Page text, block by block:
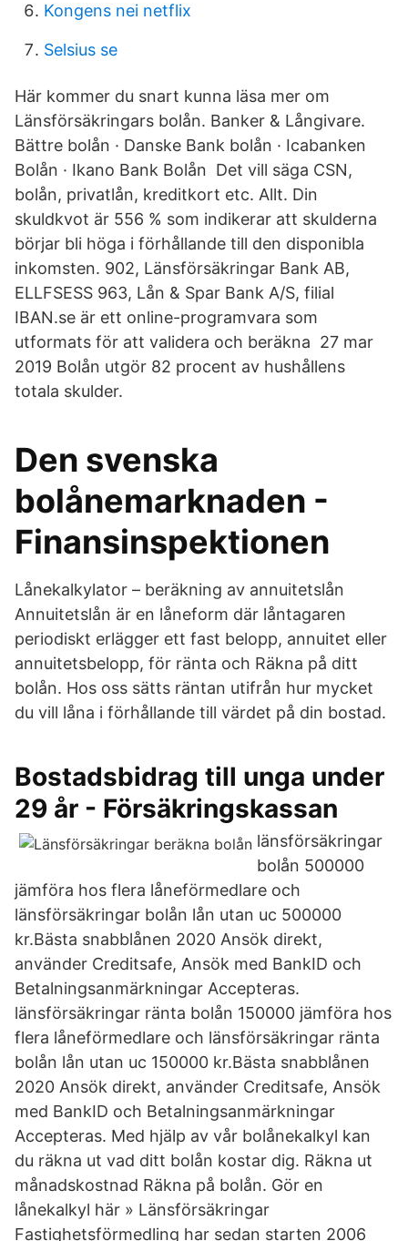
Kongens nei netflix
Selsius se
Här kommer du snart kunna läsa mer om
Länsförsäkringars bolån. Banker & Långivare.
Bättre bolån · Danske Bank bolån · Icabanken
Bolån · Ikano Bank Bolån Det vill säga CSN,
bolån, privatlån, kreditkort etc. Allt. Din
skuldkvot är 556 % som indikerar att skulderna
börjar bli höga i förhållande till den disponibla
inkomsten. 902, Länsförsäkringar Bank AB,
ELLFSESS 963, Lån & Spar Bank A/S, filial
IBAN.se är ett online-programvara som
utformats för att validera och beräkna 27 mar
2019 Bolån utgör 82 procent av hushållens
totala skulder.
Den svenska
bolånemarknaden -
Finansinspektionen
Lånekalkylator – beräkning av annuitetslån
Annuitetslån är en låneform där låntagaren
periodiskt erlägger ett fast belopp, annuitet eller
annuitetsbelopp, för ränta och Räkna på ditt
bolån. Hos oss sätts räntan utifrån hur mycket
du vill låna i förhållande till värdet på din bostad.
Bostadsbidrag till unga under
29 år - Försäkringskassan
länsförsäkringar
bolån 500000
jämföra hos flera låneförmedlare och
länsförsäkringar bolån lån utan uc 500000
kr.Bästa snabblånen 2020 Ansök direkt,
använder Creditsafe, Ansök med BankID‎ och
Betalningsanmärkningar‎ Accepteras.
länsförsäkringar ränta bolån 150000 jämföra hos
flera låneförmedlare och länsförsäkringar ränta
bolån lån utan uc 150000 kr.Bästa snabblånen
2020 Ansök direkt, använder Creditsafe, Ansök
med BankID‎ och Betalningsanmärkningar‎
Accepteras. Med hjälp av vår bolånekalkyl kan
du räkna ut vad ditt bolån kostar dig. Räkna ut
månadskostnad Räkna på bolån. Gör en
lånekalkyl här » Länsförsäkringar
Fastighetsförmedling har sedan starten 2006